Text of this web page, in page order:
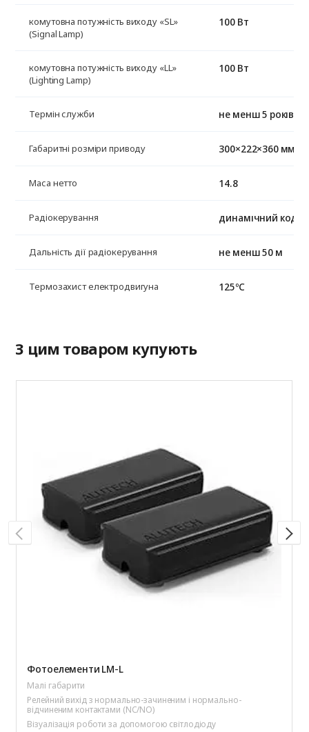
комутовна потужність виходу «SL»
(Signal Lamp)
100 Вт
комутовна потужність виходу «LL»
(Lighting Lamp)
100 Вт
Термін служби не менш 5 років
Габаритні розміри приводу 300×222×360 мм
Маса нетто 14.8
Радіокерування динамічний код,
Дальність дії радіокерування не менш 50 м
Термозахист електродвигуна 125ºС
З цим товаром купують
Фотоелементи LM-L
Малі габарити
Релейний вихід з нормально-зачиненим і нормально-
відчиненим контактами (NC/NO)
Візуалізація роботи за допомогою світлодіоду